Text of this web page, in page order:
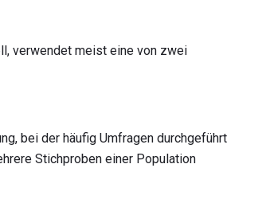
verwendet meist eine von zwei
bei der häufig Umfragen durchgeführt
Stichproben einer Population